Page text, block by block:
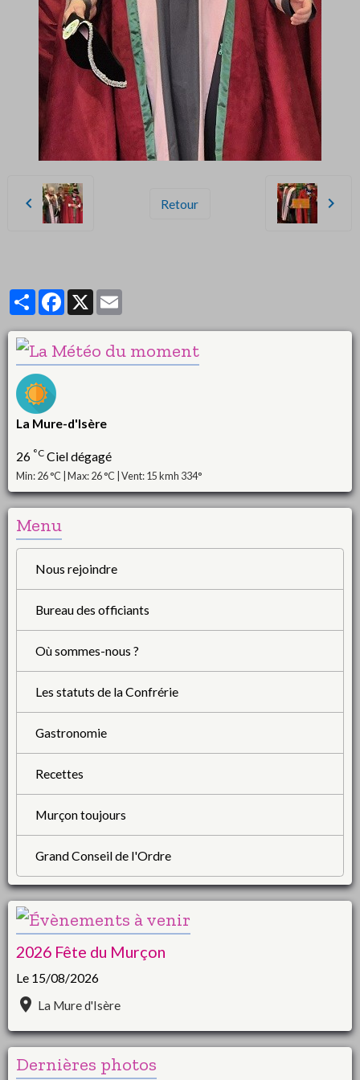
Retour
PartagerFacebook
X
La Mure-d'Isère
26 °C Ciel dégagé
Min: 26 °C | Max: 26 °C | Vent: 15 kmh 334°
Menu
Nous rejoindre
Bureau des officiants
Où sommes-nous ?
Les statuts de la Confrérie
Gastronomie
Recettes
Murçon toujours
Grand Conseil de l'Ordre
2026 Fête du Murçon
Le 15/08/2026
La Mure d'Isère
Dernières photos